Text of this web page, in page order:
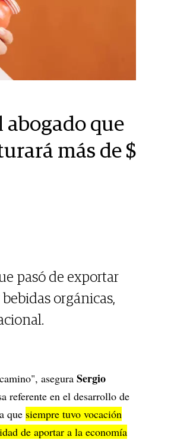
que
más de $
pasó de exportar
orgánicas,
asegura Sergio
referente en el desarrollo de
que siempre tuvo vocación
de aportar a la economía